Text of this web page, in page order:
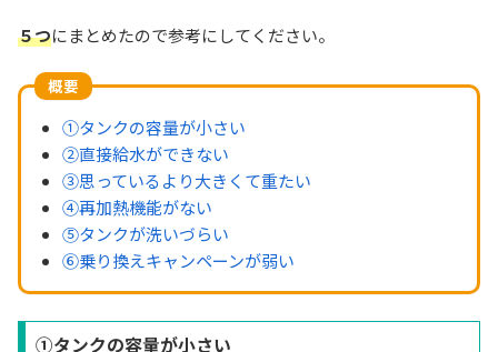
５つにまとめたので参考にしてください。
概要
①タンクの容量が小さい
②直接給水ができない
③思っているより大きくて重たい
④再加熱機能がない
⑤タンクが洗いづらい
⑥乗り換えキャンペーンが弱い
①タンクの容量が小さい